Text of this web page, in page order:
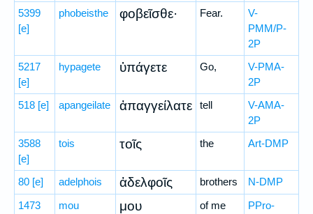
5399
[e]
phobeisthe φοβεῖσθε· Fear.
V-
PMM/P-
2P
5217
[e]
hypagete ὑπάγετε Go,
V-PMA-
2P
518 [e] apangeilate ἀπαγγείλατε tell
V-AMA-
2P
3588
[e]
tois τοῖς the Art-DMP
80 [e] adelphois ἀδελφοῖς brothers
N-DMP
1473
mou μου of me
PPro-